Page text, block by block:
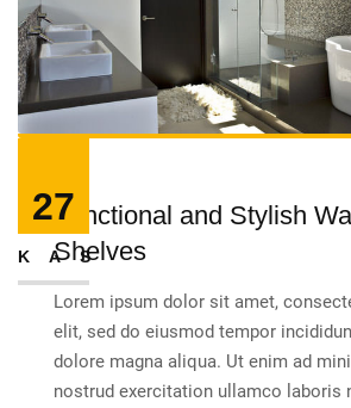
Functional and Stylish
Shelves
Lorem ipsum dolor sit amet,
elit, sed do eiusmod tempor
dolore magna aliqua. Ut enim ad
nostrud exercitation ullamco laboris
27
KAS